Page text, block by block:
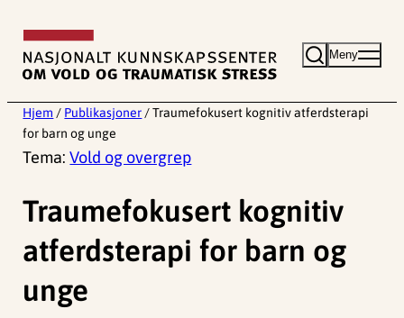
innhold
Meny
Hjem / Publikasjoner / Traumefokusert kognitiv atferdsterapi
for barn og unge
Tema:Vold og overgrep
Traumefokusert kognitiv
atferdsterapi for barn og
unge